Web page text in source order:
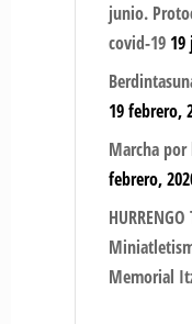
junio.
covid-19 19
19 febrero,
Marcha
febrero,
HURRENGO
Memorial